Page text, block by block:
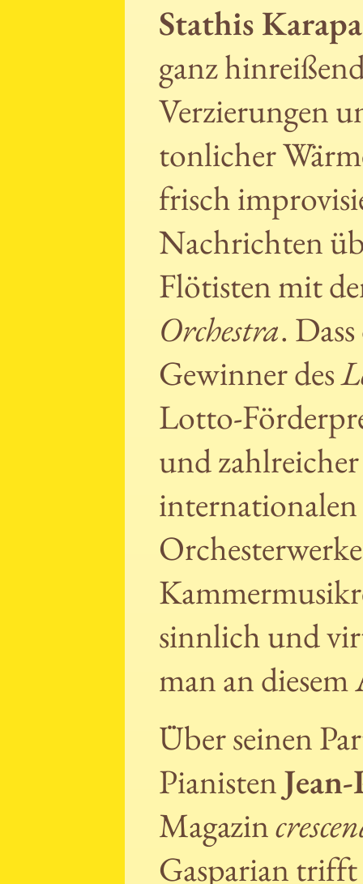
Stathis
ganz
Verzierungen
tonlicher
frisch
Nachrichten
Flötisten mit
Orchestra.
Gewinner des
Lotto-
und
sinnlich und
man an
Über seinen
Pianisten
Magazin
Gasparian